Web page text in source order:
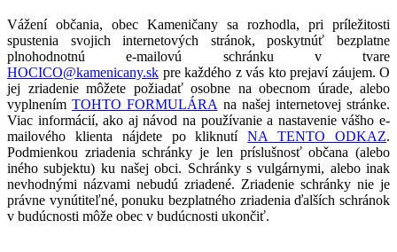
Vážení občania, obec Kameničany sa rozhodla, pri príležitosti
spustenia svojich internetových stránok, poskytnúť bezplatne
plnohodnotnú e-mailovú schránku v tvare
HOCICO@kamenicany.sk pre každého z vás kto prejaví záujem. O
jej zriadenie môžete požiadať osobne na obecnom úrade, alebo
vyplnenímTOHTO FORMULÁRA na našej internetovej stránke.
Viac informácií, ako aj návod na používanie a nastavenie vášho e-
mailového klienta nájdete po kliknutíNA TENTO ODKAZ.
Podmienkou zriadenia schránky je len príslušnosť občana (alebo
iného subjektu) ku našej obci. Schránky s vulgárnymi, alebo inak
nevhodnými názvami nebudú zriadené. Zriadenie schránky nie je
právne vynútiteľné, ponuku bezplatného zriadenia ďalších schránok
v budúcnosti môže obec v budúcnosti ukončiť.